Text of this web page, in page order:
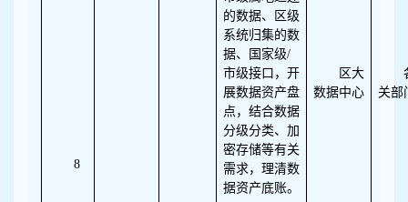
8
的数据、区级
系统归集的数
据、国家级/
市级接口，开
展数据资产盘
点，结合数据
分级分类、加
密存储等有关
需求，理清数
据资产底账。
区大
数据中心
关部